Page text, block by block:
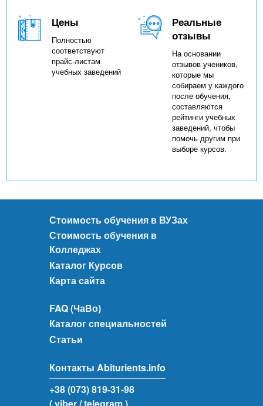
Цены
Полностью
соответствуют
прайс-листам
учебных заведений
Реальные
отзывы
На основании
отзывов учеников,
которые мы
собираем у каждого
после обучения,
составляются
рейтинги учебных
заведений, чтобы
помочь другим при
выборе курсов.
Стоимость обучения в ВУЗах
Стоимость обучения в
Колледжах
Каталог Курсов
Карта сайта
FAQ (ЧаВо)
Каталог специальностей
Статьи
Контакты Abiturients.info
+38 (073) 819-31-98